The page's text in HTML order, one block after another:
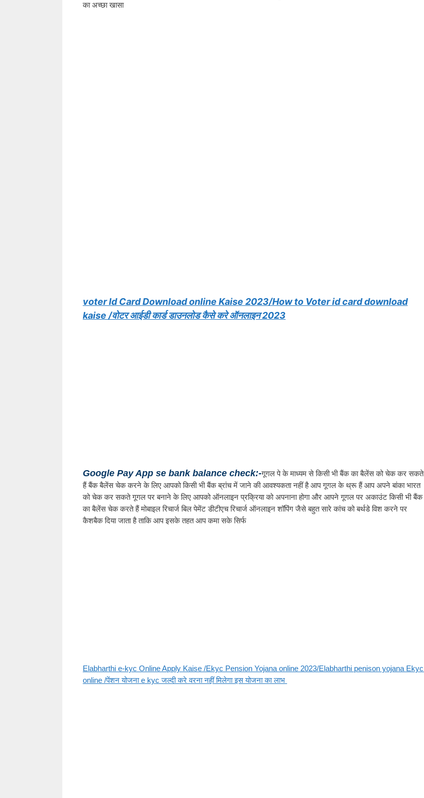
का अच्छा खासा
voter Id Card Download online Kaise 2023/How to Voter id card download
kaise /वोटर आईडी कार्ड डाउनलोड कैसे करे ऑनलाइन 2023
Google Pay App se bank balance check:-गूगल पे के माध्यम से किसी भी बैंक का बैलेंस को चेक कर सकते
हैं बैंक बैलेंस चेक करने के लिए आपको किसी भी बैंक ब्रांच में जाने की आवश्यकता नहीं है आप गूगल के थ्रू हैं आप अपने बांका भारत
को चेक कर सकते गूगल पर बनाने के लिए आपको ऑनलाइन प्रक्रिया को अपनाना होगा और आपने गूगल पर अकाउंट किसी भी बैंक
का बैलेंस चेक करते हैं मोबाइल रिचार्ज बिल पेमेंट डीटीएच रिचार्ज ऑनलाइन शॉपिंग जैसे बहुत सारे कांच को बर्थडे विश करने पर
कैशबैक दिया जाता है ताकि आप इसके तहत आप कमा सके सिर्फ
Elabharthi e-kyc Online Apply Kaise /Ekyc Pension Yojana online 2023/Elabharthi penison yojana Ekyc
online /पेंशन योजना e kyc जल्दी करे वरना नहीं मिलेगा इस योजना का लाभ